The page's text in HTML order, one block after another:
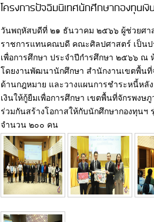
โครงการปัจฉิมนิเทศนักศึกษากองทุน
วันพฤหัสบดีที่ ๒๑ ธันวาคม ๒๕๖๖ ผู้ช่วยศ
ราชการแทนคณบดี คณะศิลปศาสตร์ เป็นป
เพื่อการศึกษา ประจำปีกำรศึกษา ๒๕๖๖ ณ
โดยงานพัฒนานักศึกษา สำนักงานเขตพื้น
ด้านกฎหมาย และวางแผนการชำระหนี้หลั
เงินให้กู้ยืมเพื่อการศึกษา เขตพื้นที่จักรพง
ร่วมกันสร้างโอกาสให้กับนักศึกษากองทุนฯ
จำนวน ๒๐๐ คน